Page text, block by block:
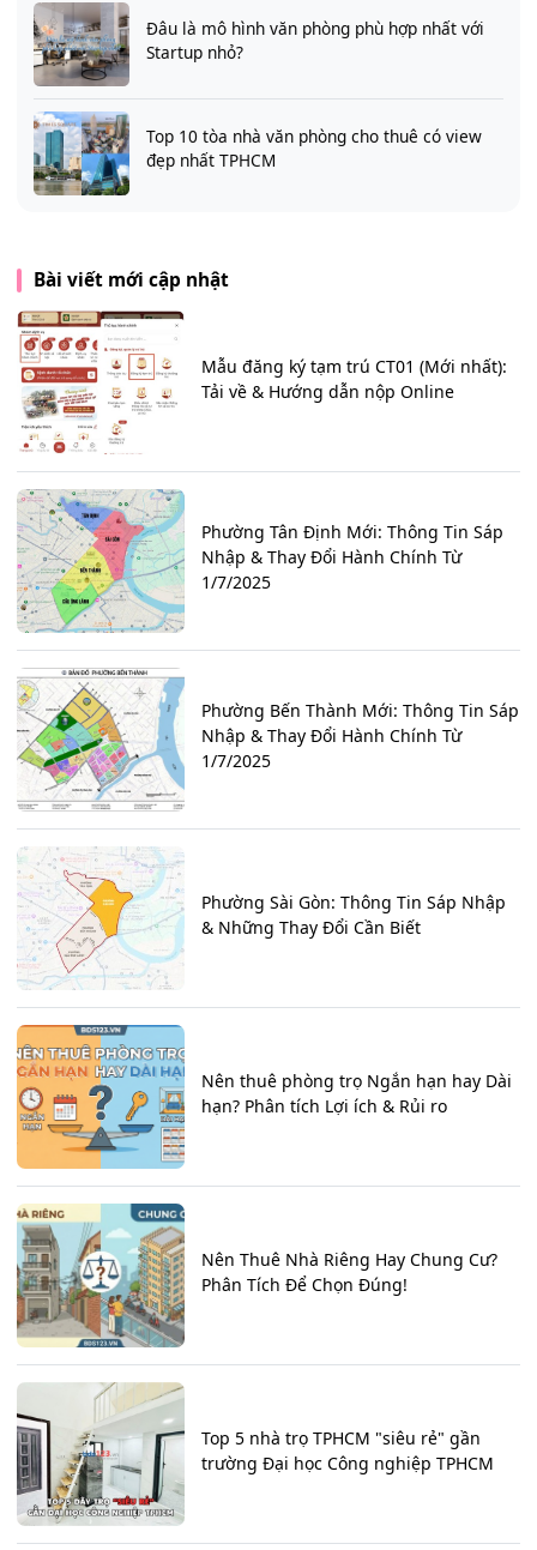
Đâu là mô hình văn phòng phù hợp nhất với
Startup nhỏ?
Top 10 tòa nhà văn phòng cho thuê có view
đẹp nhất TPHCM
Bài viết mới cập nhật
Mẫu đăng ký tạm trú CT01 (Mới nhất):
Tải về & Hướng dẫn nộp Online
Phường Tân Định Mới: Thông Tin Sáp
Nhập & Thay Đổi Hành Chính Từ
1/7/2025
Phường Bến Thành Mới: Thông Tin Sáp
Nhập & Thay Đổi Hành Chính Từ
1/7/2025
Phường Sài Gòn: Thông Tin Sáp Nhập
& Những Thay Đổi Cần Biết
Nên thuê phòng trọ Ngắn hạn hay Dài
hạn? Phân tích Lợi ích & Rủi ro
Nên Thuê Nhà Riêng Hay Chung Cư?
Phân Tích Để Chọn Đúng!
Top 5 nhà trọ TPHCM "siêu rẻ" gần
trường Đại học Công nghiệp TPHCM